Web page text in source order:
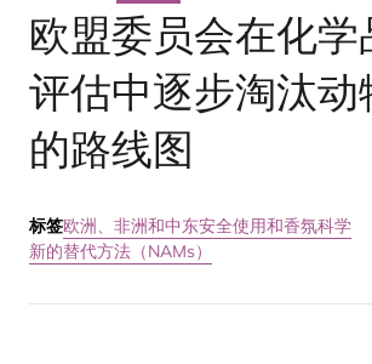
欧盟委员会在化
评估中逐步淘汰动
的路线图
标签欧洲、非洲和中东安全使用和香氛科学
新的替代方法（NAMs）